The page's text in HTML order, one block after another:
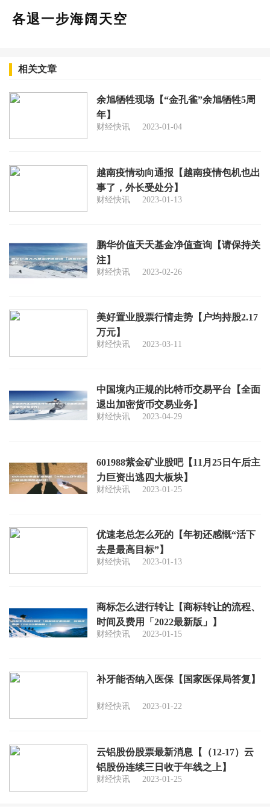
各退一步海阔天空
相关文章
余旭牺牲现场【“金孔雀”余旭牺牲5周
年】
财经快讯 2023-01-04
越南疫情动向通报【越南疫情包机也出
事了，外长受处分】
财经快讯 2023-01-13
鹏华价值天天基金净值查询【请保持关
注】
财经快讯 2023-02-26
美好置业股票行情走势【户均持股2.17
万元】
财经快讯 2023-03-11
中国境内正规的比特币交易平台【全面
退出加密货币交易业务】
财经快讯 2023-04-29
601988紫金矿业股吧【11月25日午后主
力巨资出逃四大板块】
财经快讯 2023-01-25
优速老总怎么死的【年初还感慨“活下
去是最高目标”】
财经快讯 2023-01-13
商标怎么进行转让【商标转让的流程、
时间及费用「2022最新版」】
财经快讯 2023-01-15
补牙能否纳入医保【国家医保局答复】
财经快讯 2023-01-22
云铝股份股票最新消息【（12-17）云
铝股份连续三日收于年线之上】
财经快讯 2023-01-25